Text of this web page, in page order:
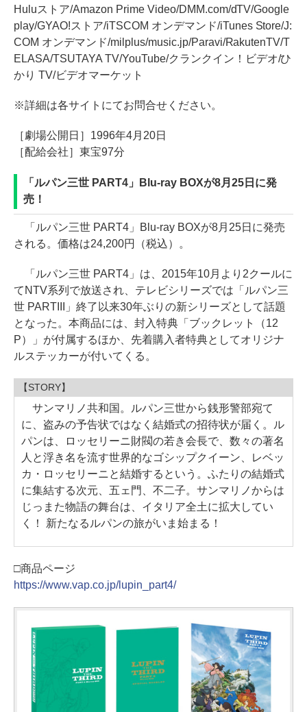
Huluストア/Amazon Prime Video/DMM.com/dTV/Google
play/GYAO!ストア/iTSCOM オンデマンド/iTunes Store/J:
COM オンデマンド/milplus/music.jp/Paravi/RakutenTV/T
ELASA/TSUTAYA TV/YouTube/クランクイン！ビデオ/ひ
かり TV/ビデオマーケット
※詳細は各サイトにてお問合せください。
［劇場公開日］1996年4月20日
［配給会社］東宝97分
「ルパン三世 PART4」Blu-ray BOXが8月25日に発
売！
「ルパン三世 PART4」Blu-ray BOXが8月25日に発売
される。価格は24,200円（税込）。
「ルパン三世 PART4」は、2015年10月より2クールに
てNTV系列で放送され、テレビシリーズでは「ルパン三
世 PARTIII」終了以来30年ぶりの新シリーズとして話題
となった。本商品には、封入特典「ブックレット（12
P）」が付属するほか、先着購入者特典としてオリジナ
ルステッカーが付いてくる。
【STORY】
サンマリノ共和国。ルパン三世から銭形警部宛て
に、盗みの予告状ではなく結婚式の招待状が届く。ル
パンは、ロッセリーニ財閥の若き会長で、数々の著名
人と浮き名を流す世界的なゴシップクイーン、レベッ
カ・ロッセリーニと結婚するという。ふたりの結婚式
に集結する次元、五ェ門、不二子。サンマリノからは
じっまた物語の舞台は、イタリア全土に拡大してい
く！ 新たなるルパンの旅がいま始まる！
□商品ページ
https://www.vap.co.jp/lupin_part4/